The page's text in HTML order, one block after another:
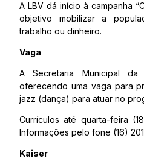
A LBV dá início à campanha
objetivo mobilizar a
trabalho ou dinheiro.
Vaga
A Secretaria Municipal
oferecendo uma vaga para
jazz (dança) para atuar no
Currículos até quarta-feira
Informações pelo fone (16)
Kaiser